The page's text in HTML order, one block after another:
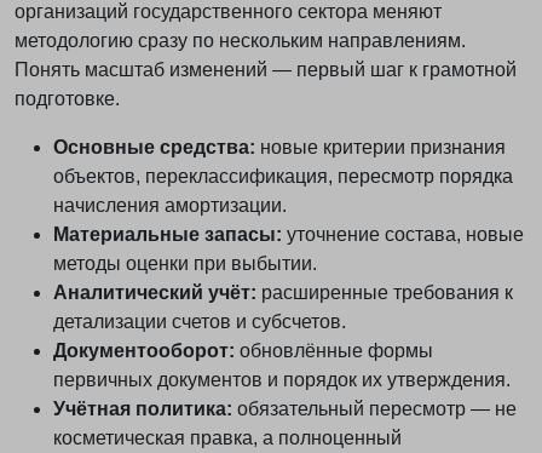
организаций государственного сектора меняют
методологию сразу по нескольким направлениям.
Понять масштаб изменений — первый шаг к грамотной
подготовке.
Основные средства: новые критерии признания
объектов, переклассификация, пересмотр порядка
начисления амортизации.
Материальные запасы: уточнение состава, новые
методы оценки при выбытии.
Аналитический учёт: расширенные требования к
детализации счетов и субсчетов.
Документооборот: обновлённые формы
первичных документов и порядок их утверждения.
Учётная политика: обязательный пересмотр — не
косметическая правка, а полноценный